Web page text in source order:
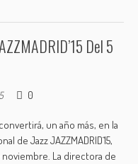
Del 5
0
un año más, en la
de Jazz JAZZMADRID´15,
La directora de